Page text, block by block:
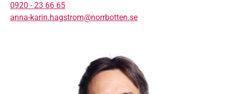
0920 - 23 66 65
anna-karin.hagstrom@norrbotten.se